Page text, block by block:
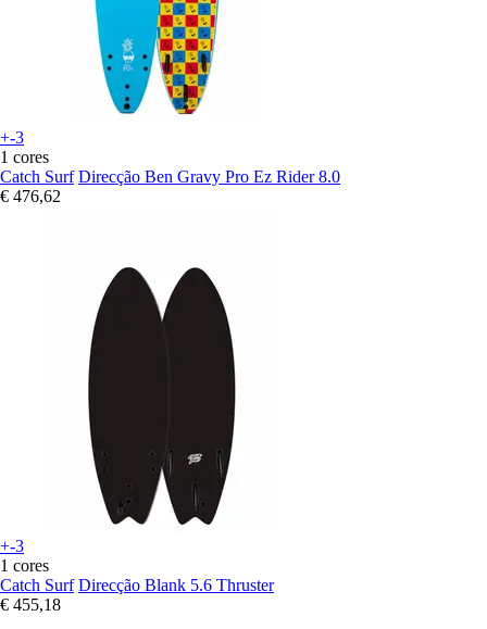
+-3
1 cores
Catch Surf Direcção Ben Gravy Pro Ez Rider 8.0
€ 476,62
+-3
1 cores
Catch Surf Direcção Blank 5.6 Thruster
€ 455,18